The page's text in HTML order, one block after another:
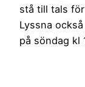
stå till tals
Lyssna också
på söndag kl